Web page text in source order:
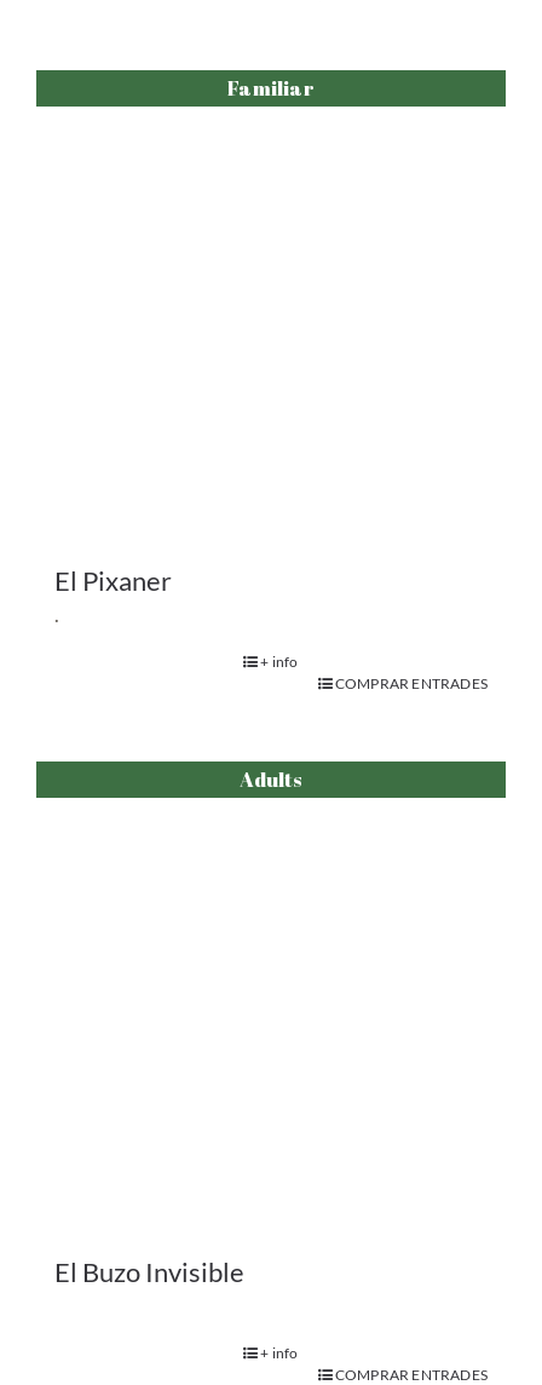
Familiar
El Pixaner
.
+ info
COMPRAR ENTRADES
Adults
El Buzo Invisible
+ info
COMPRAR ENTRADES